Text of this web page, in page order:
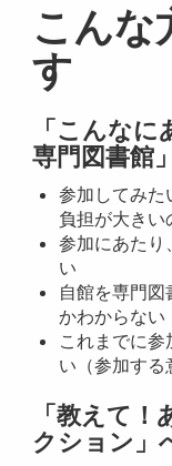
こんな
す
「こんな
専門図書館
参加してみた
負担が大きい
参加にあたり
い
自館を専門図
かわからない
これまでに
い（参加する
「教えて
クション」